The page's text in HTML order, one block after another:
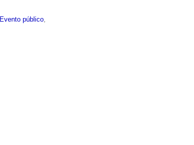
Evento público,